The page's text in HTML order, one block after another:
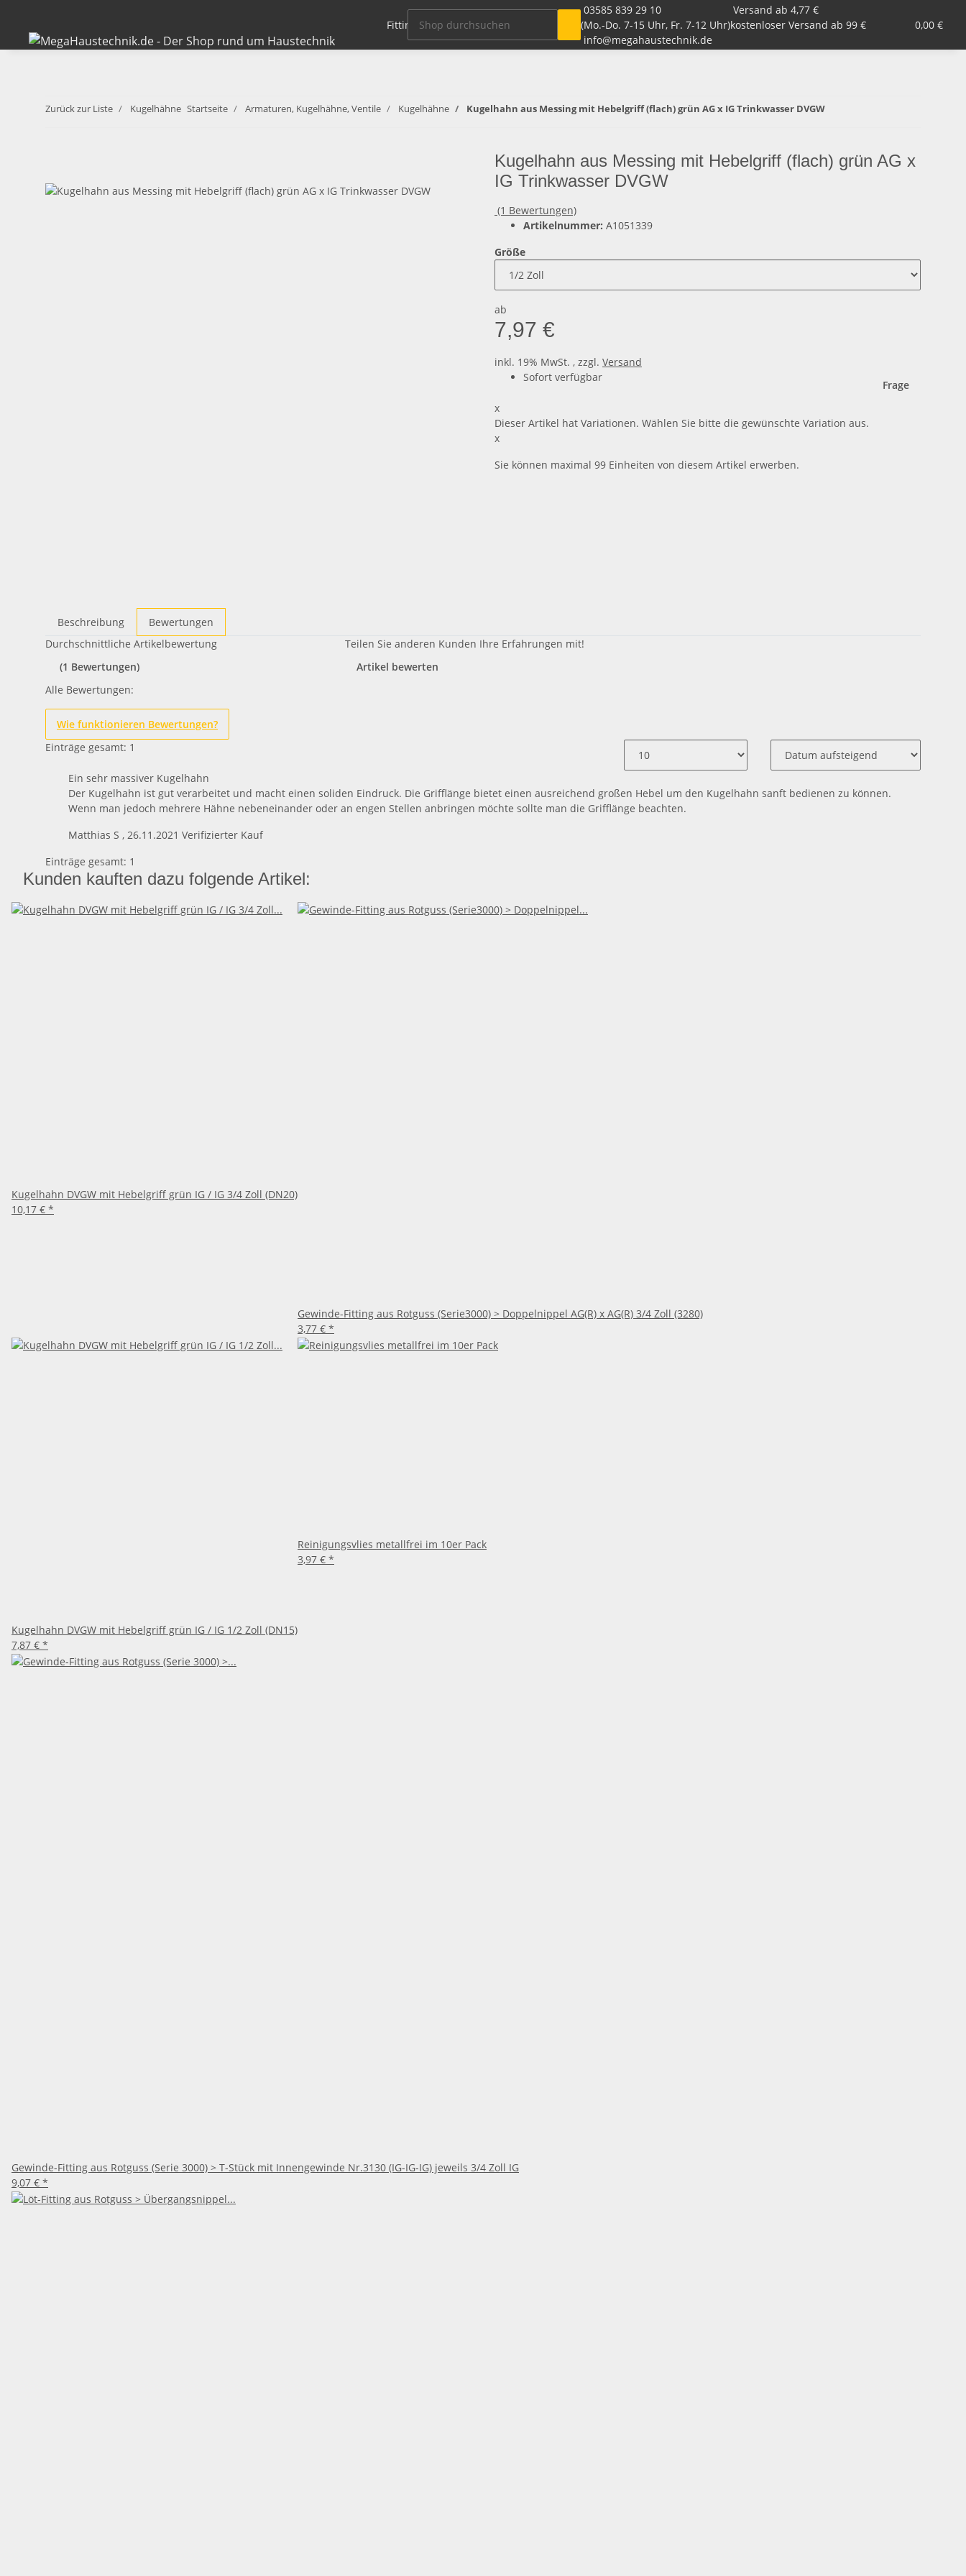
03585 839 29 10
(Mo.-Do. 7-15 Uhr, Fr. 7-12 Uhr)
info@megahaustechnik.de
Versand ab 4,77 €
kostenloser Versand ab 99 €
0,00 €
Fitting Systeme + Zubehör Rohre / Schlauch Armaturen, Kugelhähne, Ventile
Zurück zur Liste Kugelhähne Startseite Armaturen, Kugelhähne, Ventile Kugelhähne Kugelhahn aus Messing mit Hebelgriff (flach) grün AG x IG Trinkwasser DVGW
Kugelhahn aus Messing mit Hebelgriff (flach) grün AG x
IG Trinkwasser DVGW
(1 Bewertungen)
Artikelnummer: A1051339
Größe
ab
7,97 €
inkl. 19% MwSt. , zzgl. Versand
Sofort verfügbar
Frage
x
Dieser Artikel hat Variationen. Wählen Sie bitte die gewünschte Variation aus.
x
Sie können maximal 99 Einheiten von diesem Artikel erwerben.
Beschreibung
Bewertungen
Durchschnittliche Artikelbewertung
(1 Bewertungen)
Teilen Sie anderen Kunden Ihre Erfahrungen mit!
Artikel bewerten
Alle Bewertungen:
Wie funktionieren Bewertungen?
Einträge gesamt: 1
Ein sehr massiver Kugelhahn
Der Kugelhahn ist gut verarbeitet und macht einen soliden Eindruck. Die Grifflänge bietet einen ausreichend großen Hebel um den Kugelhahn sanft bedienen zu können.
Wenn man jedoch mehrere Hähne nebeneinander oder an engen Stellen anbringen möchte sollte man die Grifflänge beachten.
Matthias S , 26.11.2021 Verifizierter Kauf
Einträge gesamt: 1
Kunden kauften dazu folgende Artikel:
Kugelhahn DVGW mit Hebelgriff grün IG / IG 3/4 Zoll (DN20)
10,17 € *
Gewinde-Fitting aus Rotguss (Serie3000) > Doppelnippel AG(R) x AG(R) 3/4 Zoll (3280)
3,77 € *
Kugelhahn DVGW mit Hebelgriff grün IG / IG 1/2 Zoll (DN15)
7,87 € *
Reinigungsvlies metallfrei im 10er Pack
3,97 € *
Gewinde-Fitting aus Rotguss (Serie 3000) > T-Stück mit Innengewinde Nr.3130 (IG-IG-IG) jeweils 3/4 Zoll IG
9,07 € *